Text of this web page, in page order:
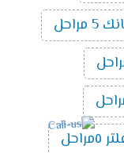
5 مراحل
٥مراحل